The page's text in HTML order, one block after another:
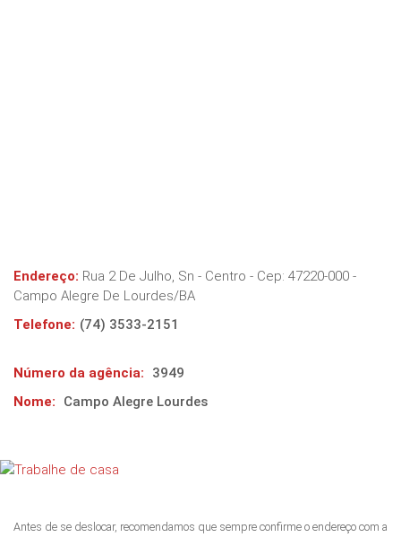
Endereço: Rua 2 De Julho, Sn - Centro - Cep: 47220-000 -
Campo Alegre De Lourdes/BA
Telefone: (74) 3533-2151
Número da agência:
3949
Nome:
Campo Alegre Lourdes
Antes de se deslocar, recomendamos que sempre confirme o endereço com a